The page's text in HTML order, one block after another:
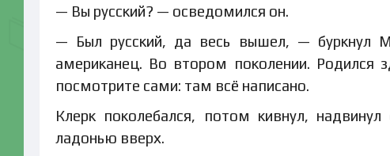
— Вы русский? — осведомился он.
— Был русский, да весь вышел, —
американец. Во втором поколении.
посмотрите сами: там всё написано.
Клерк поколебался, потом кивнул,
ладонью вверх.